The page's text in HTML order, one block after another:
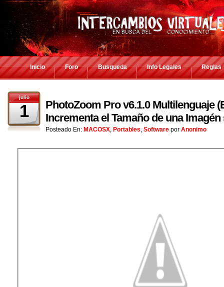
Inicio Foro Busqueda Info Legales Reglas
julio
1
PhotoZoom Pro v6.1.0 Multilenguaje
Incrementa el Tamaño de una
Posteado En: MACOSX, Portables, Software por Anonimo